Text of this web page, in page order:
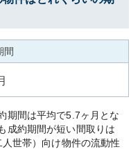
間
期間は平均で5.7ヶ月とな
成約期間が短い間取りは
世帯）向け物件の流動性